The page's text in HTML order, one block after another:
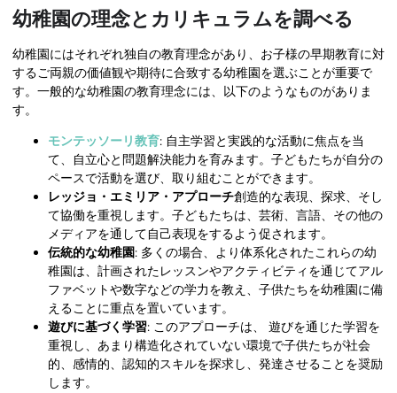
幼稚園の理念とカリキュラムを調べる
幼稚園にはそれぞれ独自の教育理念があり、お子様の早期教育に対
するご両親の価値観や期待に合致する幼稚園を選ぶことが重要で
す。一般的な幼稚園の教育理念には、以下のようなものがありま
す。
モンテッソーリ教育: 自主学習と実践的な活動に焦点を当
て、自立心と問題解決能力を育みます。子どもたちが自分の
ペースで活動を選び、取り組むことができます。
レッジョ・エミリア・アプローチ創造的な表現、探求、そし
て協働を重視します。子どもたちは、芸術、言語、その他の
メディアを通して自己表現をするよう促されます。
伝統的な幼稚園: 多くの場合、より体系化されたこれらの幼
稚園は、計画されたレッスンやアクティビティを通じてアル
ファベットや数字などの学力を教え、子供たちを幼稚園に備
えることに重点を置いています。
遊びに基づく学習: このアプローチは、
遊びを通じた学習を
重視し、あまり構造化されていない環境で子供たちが社会
的、感情的、認知的スキルを探求し、発達させることを奨励
します。